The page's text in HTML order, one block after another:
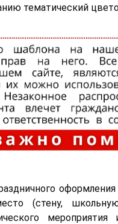
тематический
(стену,